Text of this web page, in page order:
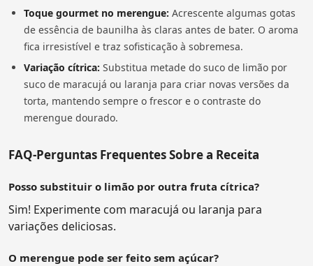
Toque gourmet no merengue: Acrescente algumas gotas
de essência de baunilha às claras antes de bater. O aroma
fica irresistível e traz sofisticação à sobremesa.
Variação cítrica: Substitua metade do suco de limão por
suco de maracujá ou laranja para criar novas versões da
torta, mantendo sempre o frescor e o contraste do
merengue dourado.
FAQ-Perguntas Frequentes Sobre a Receita
Posso substituir o limão por outra fruta cítrica?
Sim! Experimente com maracujá ou laranja para
variações deliciosas.
O merengue pode ser feito sem açúcar?